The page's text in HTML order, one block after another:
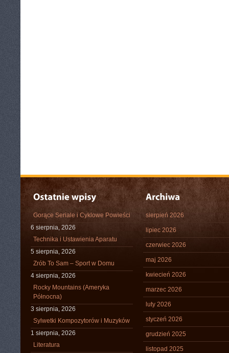
Gorące Seriale i Cyklowe Powieści
6 sierpnia, 2026
Technika i Ustawienia Aparatu
5 sierpnia, 2026
Zrób To Sam – Sport w Domu
4 sierpnia, 2026
Rocky Mountains (Ameryka
Północna)
3 sierpnia, 2026
Sylwetki Kompozytorów i Muzyków
1 sierpnia, 2026
Literatura
sierpień 2026
lipiec 2026
czerwiec 2026
maj 2026
kwiecień 2026
marzec 2026
luty 2026
styczeń 2026
grudzień 2025
listopad 2025